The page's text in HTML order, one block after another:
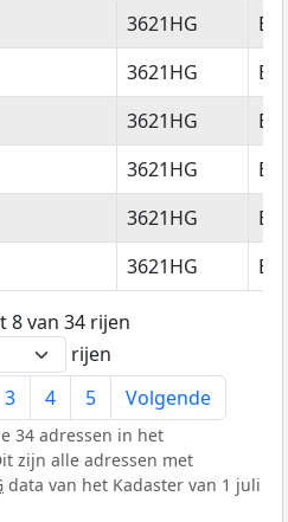
3621HG
3621HG
3621HG
3621HG
3621HG
3621HG
8 van 34 rijen
rijen
3 4 5 Volgende
34 adressen in het
zijn alle adressen met
data van het Kadaster van 1 juli